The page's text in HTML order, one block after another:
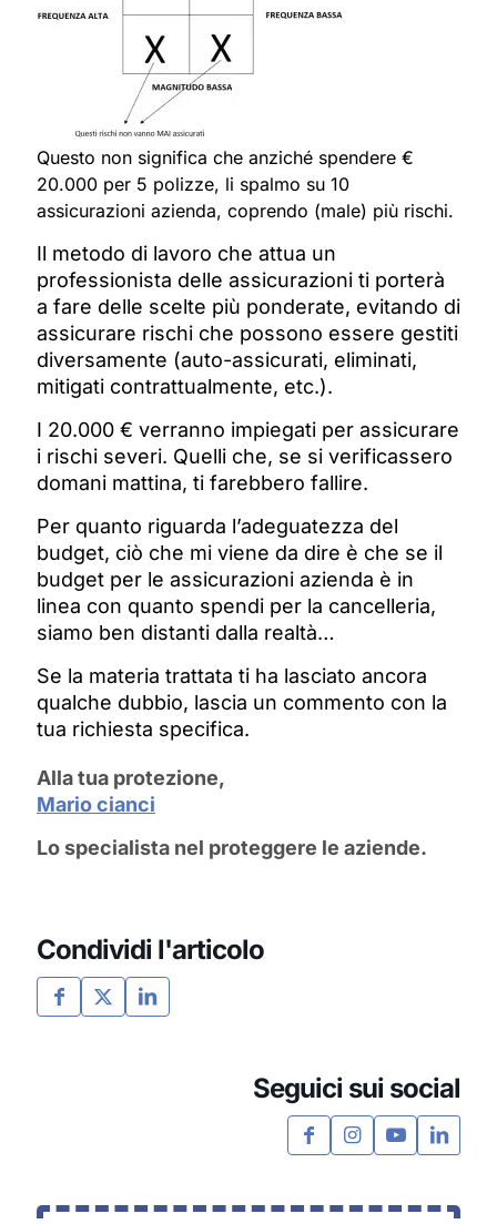
Questo non significa che anziché spendere €
20.000 per 5 polizze, li spalmo su 10
assicurazioni azienda, coprendo (male) più rischi.
Il metodo di lavoro che attua un
professionista delle assicurazioni ti porterà
a fare delle scelte più ponderate, evitando di
assicurare rischi che possono essere gestiti
diversamente (auto-assicurati, eliminati,
mitigati contrattualmente, etc.).
I 20.000 € verranno impiegati per assicurare
i rischi severi. Quelli che, se si verificassero
domani mattina, ti farebbero fallire.
Per quanto riguarda l’adeguatezza del
budget, ciò che mi viene da dire è che se il
budget per le assicurazioni azienda è in
linea con quanto spendi per la cancelleria,
siamo ben distanti dalla realtà…
Se la materia trattata ti ha lasciato ancora
qualche dubbio, lascia un commento con la
tua richiesta specifica.
Alla tua protezione,
Mario cianci
Lo specialista nel proteggere le aziende.
Condividi l'articolo
Seguici sui social